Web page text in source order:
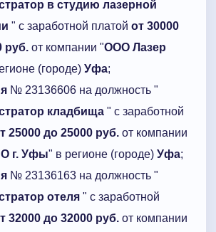
в студию лазерной
" с заработной платой от 30000
руб. от компании "ООО Лазер
(городе) Уфа;
№ 23136606 на должность "
кладбища " с заработной
25000 до 25000 руб. от компании
г. Уфы" в регионе (городе) Уфа;
№ 23136163 на должность "
отеля " с заработной
32000 до 32000 руб. от компании